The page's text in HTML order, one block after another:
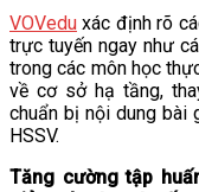
VĂN BẢN
THƯ VIỆN
VOVedu xác định rõ
trực tuyến ngay như
trong các môn học
về cơ sở hạ tầng,
chuẩn bị nội dung bài
HSSV.
Tăng cường tập